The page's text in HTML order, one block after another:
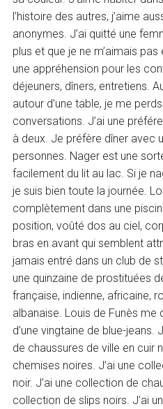
l’histoire des autres, j’aime
anonymes. J’ai quitté une
plus et que je ne m’aimais
une appréhension pour les
déjeuners, dîners, entretiens.
autour d’une table, je me
conversations. J’ai une
à deux. Je préfère dîner avec
personnes. Nager est une
facilement du lit au lac. Si je
je suis bien toute la journée.
complètement dans une
position, voûté dos au ciel,
bras en avant qui semblent
jamais entré dans un club de
une quinzaine de prostituées
française, indienne, africaine,
albanaise. Louis de Funès me
d’une vingtaine de blue-jeans.
de chaussures de ville en cuir
chemises noires. J’ai une
noir. J’ai une collection de
collection de slips noirs. J’ai